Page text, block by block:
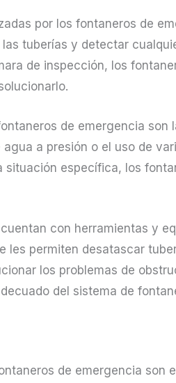
por los fontaneros de
tuberías y detectar
de inspección, los
de emergencia son
a presión o el uso de
específica, los
con herramientas y
les permiten desatascar
los problemas de
del sistema de
de emergencia